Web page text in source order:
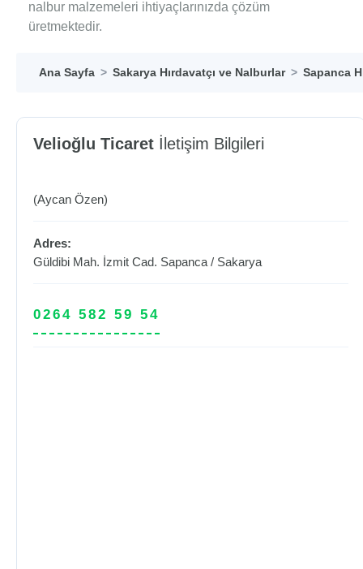
nalbur malzemeleri ihtiyaçlarınızda çözüm
üretmektedir.
Ana Sayfa Sakarya Hırdavatçı ve Nalburlar Sapanca
Velioğlu Ticaret İletişim Bilgileri
(Aycan Özen)
Adres:
Güldibi Mah. İzmit Cad. Sapanca / Sakarya
0264 582 59 54